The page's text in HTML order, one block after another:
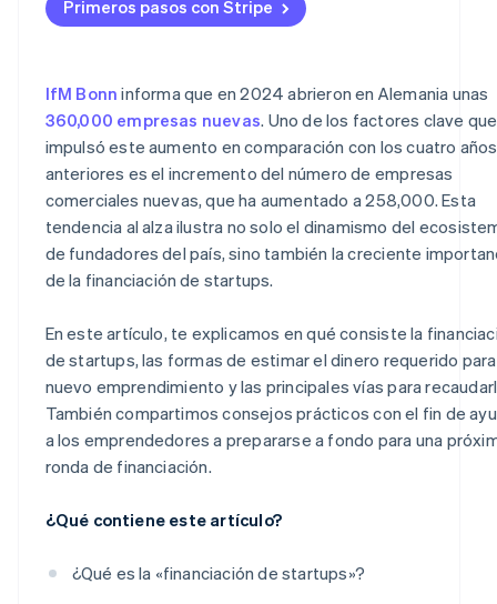
Capital inversor
Crowdfunding
Planificación de impuestos prospectiva
Ahorros
Primeros pasos con Stripe
IfM Bonn informa que en 2024 abrieron en Alemania unas
360,000 empresas nuevas. Uno de los factores clave que
impulsó este aumento en comparación con los cuatro años
anteriores es el incremento del número de empresas
comerciales nuevas, que ha aumentado a 258,000. Esta
tendencia al alza ilustra no solo el dinamismo del
de fundadores del país, sino también la creciente
de la financiación de startups.
En este artículo, te explicamos en qué consiste la
de startups, las formas de estimar el dinero requerido
nuevo emprendimiento y las principales vías para
También compartimos consejos prácticos con el fin de
a los emprendedores a prepararse a fondo para una
ronda de financiación.
¿Qué contiene este artículo?
¿Qué es la «financiación de startups»?